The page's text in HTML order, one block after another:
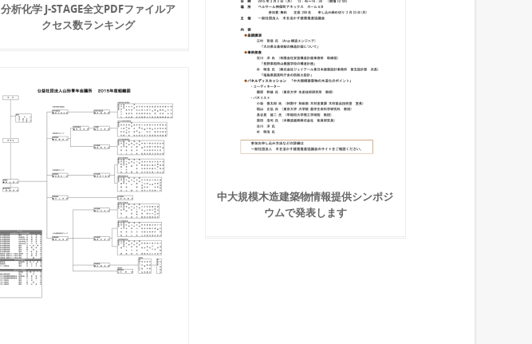
分析化学 J-STAGE全文PDFファイルア
クセス数ランキング
中大規模木造建築物情報提供シンポジ
ウムで発表します